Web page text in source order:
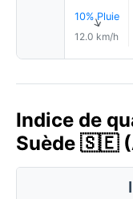
10% Pluie
↑
12.0 km/h
Indice de
Suède 🇸🇪